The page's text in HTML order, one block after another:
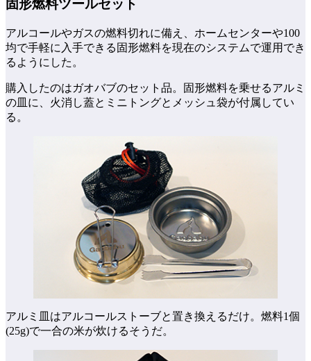
固形燃料ツールセット
アルコールやガスの燃料切れに備え、ホームセンターや100
均で手軽に入手できる固形燃料を現在のシステムで運用でき
るようにした。
購入したのはガオバブのセット品。固形燃料を乗せるアルミ
の皿に、火消し蓋とミニトングとメッシュ袋が付属してい
る。
アルミ皿はアルコールストーブと置き換えるだけ。燃料1個
(25g)で一合の米が炊けるそうだ。